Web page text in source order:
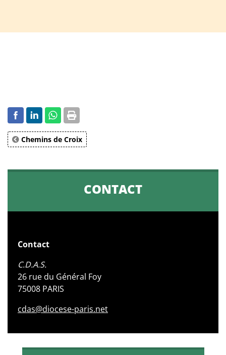
Chemins de Croix
CONTACT
Contact
C.D.A.S.
26 rue du Général Foy
75008 PARIS
cdas@diocese-paris.net